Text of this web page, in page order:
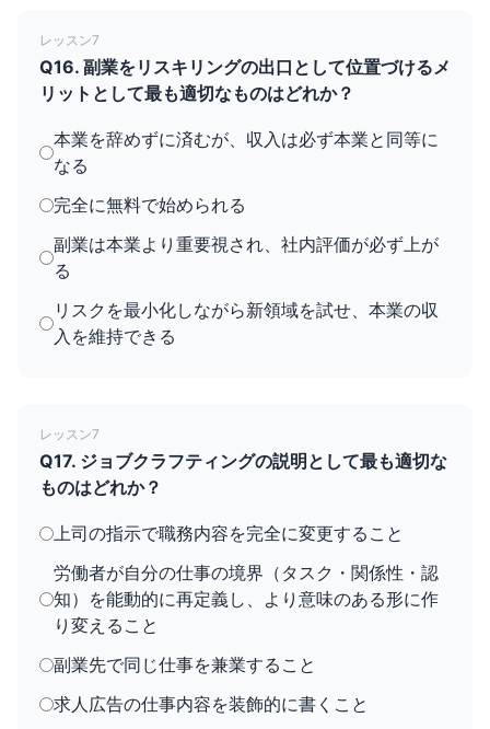
レッスン7
Q16. 副業をリスキリングの出口として位置づけるメ
リットとして最も適切なものはどれか？
本業を辞めずに済むが、収入は必ず本業と同等に
なる
完全に無料で始められる
副業は本業より重要視され、社内評価が必ず上が
る
リスクを最小化しながら新領域を試せ、本業の収
入を維持できる
レッスン7
Q17. ジョブクラフティングの説明として最も適切な
ものはどれか？
上司の指示で職務内容を完全に変更すること
労働者が自分の仕事の境界（タスク・関係性・認
知）を能動的に再定義し、より意味のある形に作
り変えること
副業先で同じ仕事を兼業すること
求人広告の仕事内容を装飾的に書くこと